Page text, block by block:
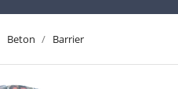
Beton Barrier